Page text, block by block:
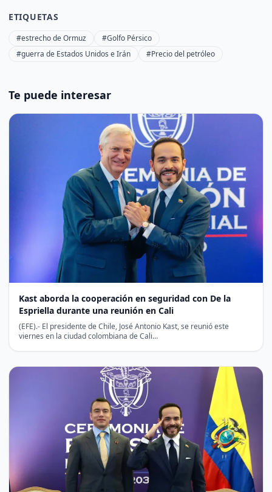
ETIQUETAS
#estrecho de Ormuz
#Golfo Pérsico
#guerra de Estados Unidos e Irán
#Precio del petróleo
Te puede interesar
Kast aborda la cooperación en seguridad con De la
Espriella durante una reunión en Cali
(EFE).- El presidente de Chile, José Antonio Kast, se reunió este
viernes en la ciudad colombiana de Cali…